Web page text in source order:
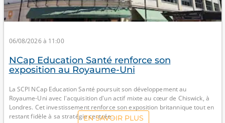
06/08/2026 à 11:00
NCap Education Santé renforce son
exposition au Royaume-Uni
La SCPI NCap Education Santé poursuit son développement au
Royaume-Uni avec l'acquisition d'un actif mixte au cœur de Chiswick, à
Londres. Cet investissement renforce son exposition britannique tout en
restant fidèle à sa stratégie centrée...
EN SAVOIR PLUS